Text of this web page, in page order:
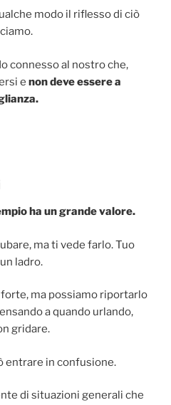
modo il riflesso di ciò
connesso al nostro che,
e non deve essere a
ha un grande valore.
ma ti vede farlo. Tuo
ladro.
ma possiamo riportarlo
a quando urlando,
gridare.
entrare in confusione.
di situazioni generali che